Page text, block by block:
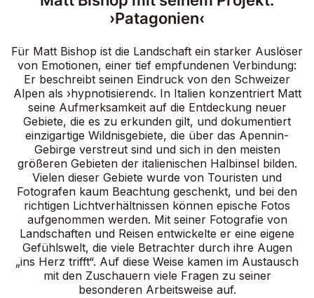
›Patagonien‹
Für Matt Bishop ist die Landschaft ein starker Auslöser
von Emotionen, einer tief empfundenen Verbindung:
Er beschreibt seinen Eindruck von den Schweizer
Alpen als ›hypnotisierend‹. In Italien konzentriert Matt
seine Aufmerksamkeit auf die Entdeckung neuer
Gebiete, die es zu erkunden gilt, und dokumentiert
einzigartige Wildnisgebiete, die über das Apennin-
Gebirge verstreut sind und sich in den meisten
größeren Gebieten der italienischen Halbinsel bilden.
Vielen dieser Gebiete wurde von Touristen und
Fotografen kaum Beachtung geschenkt, und bei den
richtigen Lichtverhältnissen können epische Fotos
aufgenommen werden. Mit seiner Fotografie von
Landschaften und Reisen entwickelte er eine eigene
Gefühlswelt, die viele Betrachter durch ihre Augen
„ins Herz trifft“. Auf diese Weise kamen im Austausch
mit den Zuschauern viele Fragen zu seiner
besonderen Arbeitsweise auf.